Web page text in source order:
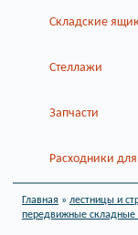
Складские
Стеллажи
Запчасти
Расходники
Главная » лестницы и
передвижные